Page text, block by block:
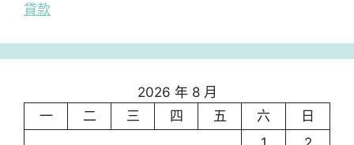
貸款
2026 年 8 月
一
二 三 四 五 六
日